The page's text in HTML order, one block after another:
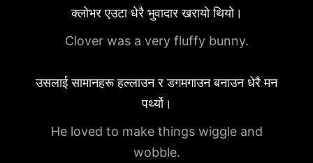
क्लोभर एउटा धेरै भुवादार खरायो थियो।
Clover was a very fluffy bunny.
उसलाई सामानहरू हल्लाउन र डगमगाउन बनाउन धेरै मन
पर्थ्यो।
He loved to make things wiggle and
wobble.